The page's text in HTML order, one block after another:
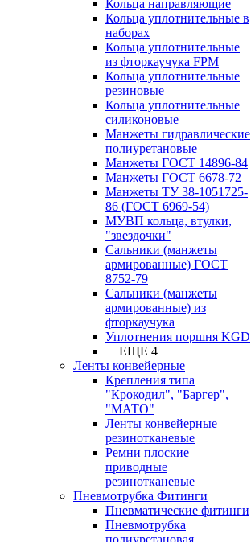
Кольца направляющие
Кольца уплотнительные в
наборах
Кольца уплотнительные
из фторкаучука FPM
Кольца уплотнительные
резиновые
Кольца уплотнительные
силиконовые
Манжеты гидравлические
полиуретановые
Манжеты ГОСТ 14896-84
Манжеты ГОСТ 6678-72
Манжеты ТУ 38-1051725-
86 (ГОСТ 6969-54)
МУВП кольца, втулки,
"звездочки"
Сальники (манжеты
армированные) ГОСТ
8752-79
Сальники (манжеты
армированные) из
фторкаучука
Уплотнения поршня KGD
+ ЕЩЕ 4
Ленты конвейерные
Крепления типа
"Крокодил", "Баргер",
"МАТО"
Ленты конвейерные
резинотканевые
Ремни плоские
приводные
резинотканевые
Пневмотрубка Фитинги
Пневматические фитинги
Пневмотрубка
полиуретановая